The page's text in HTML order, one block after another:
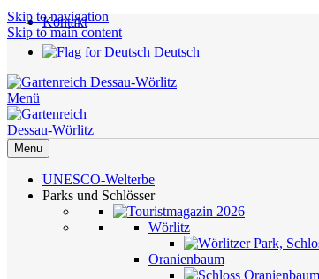
Skip to navigation
Skip to main content
Kontakt
Deutsch
Menü
Menu
UNESCO-Welterbe
Parks und Schlösser
Wörlitz
Oranienbaum